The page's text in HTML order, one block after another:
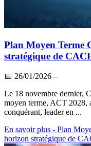
Plan Moyen Terme
stratégique de
📅 26/01/2026 –
Le 18 novembre dernier,
moyen terme, ACT 2028,
conquérant, leader en ...
En savoir plus - Plan
horizon stratégique de